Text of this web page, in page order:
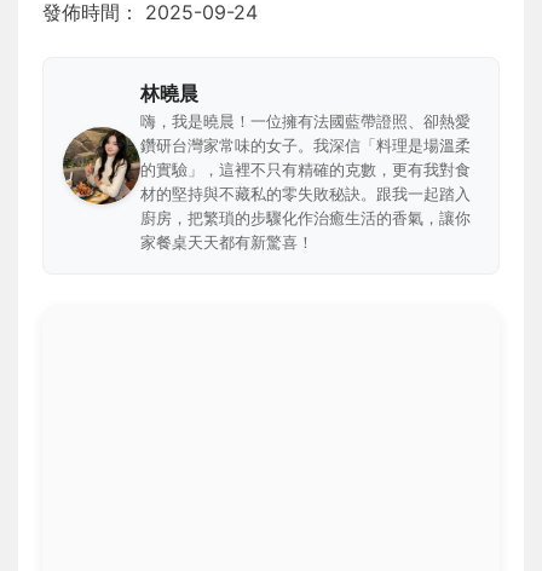
發佈時間： 2025-09-24
林曉晨
嗨，我是曉晨！一位擁有法國藍帶證照、卻熱愛
鑽研台灣家常味的女子。我深信「料理是場溫柔
的實驗」，這裡不只有精確的克數，更有我對食
材的堅持與不藏私的零失敗秘訣。跟我一起踏入
廚房，把繁瑣的步驟化作治癒生活的香氣，讓你
家餐桌天天都有新驚喜！